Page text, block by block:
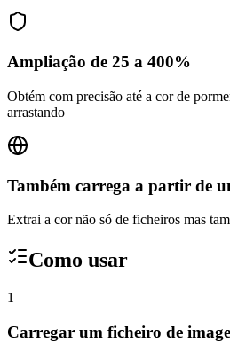
Ampliação de 25 a 400%
Obtém com precisão até a cor de
arrastando
Também carrega a partir de
Extrai a cor não só de ficheiros mas
Como usar
1
Carregar um ficheiro de